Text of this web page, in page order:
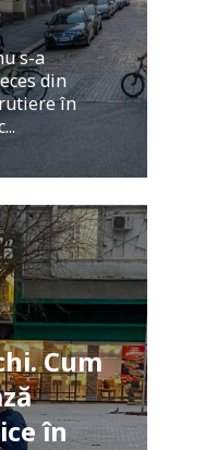
s-a
din
în
Cum
în